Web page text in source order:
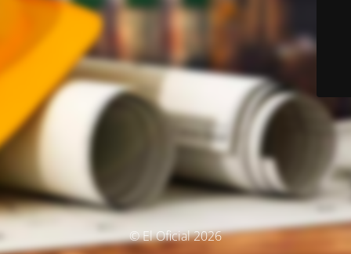
© El Oficial 2026